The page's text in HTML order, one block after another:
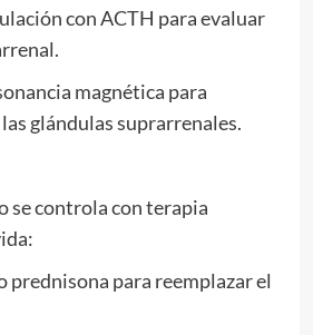
con ACTH para evaluar
magnética para
glándulas suprarrenales.
se controla con terapia
prednisona para reemplazar el